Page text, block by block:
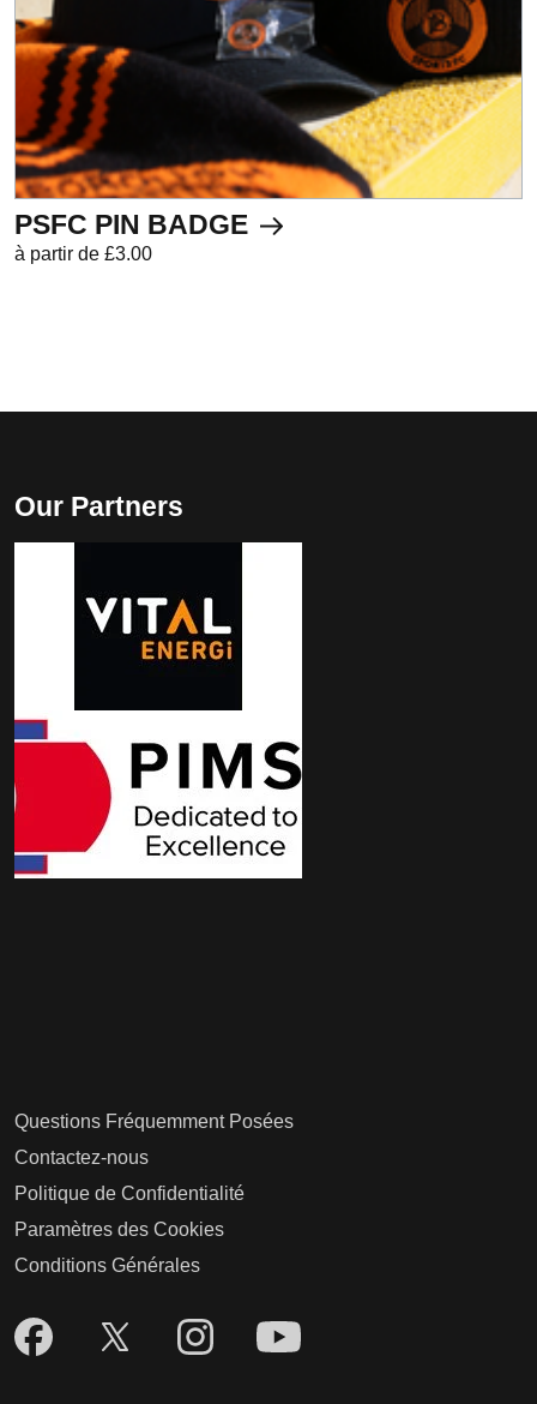
PSFC PIN BADGE
à partir de £3.00
Questions Fréquemment Posées
Contactez-nous
Politique de Confidentialité
Paramètres des Cookies
Conditions Générales
Our Partners